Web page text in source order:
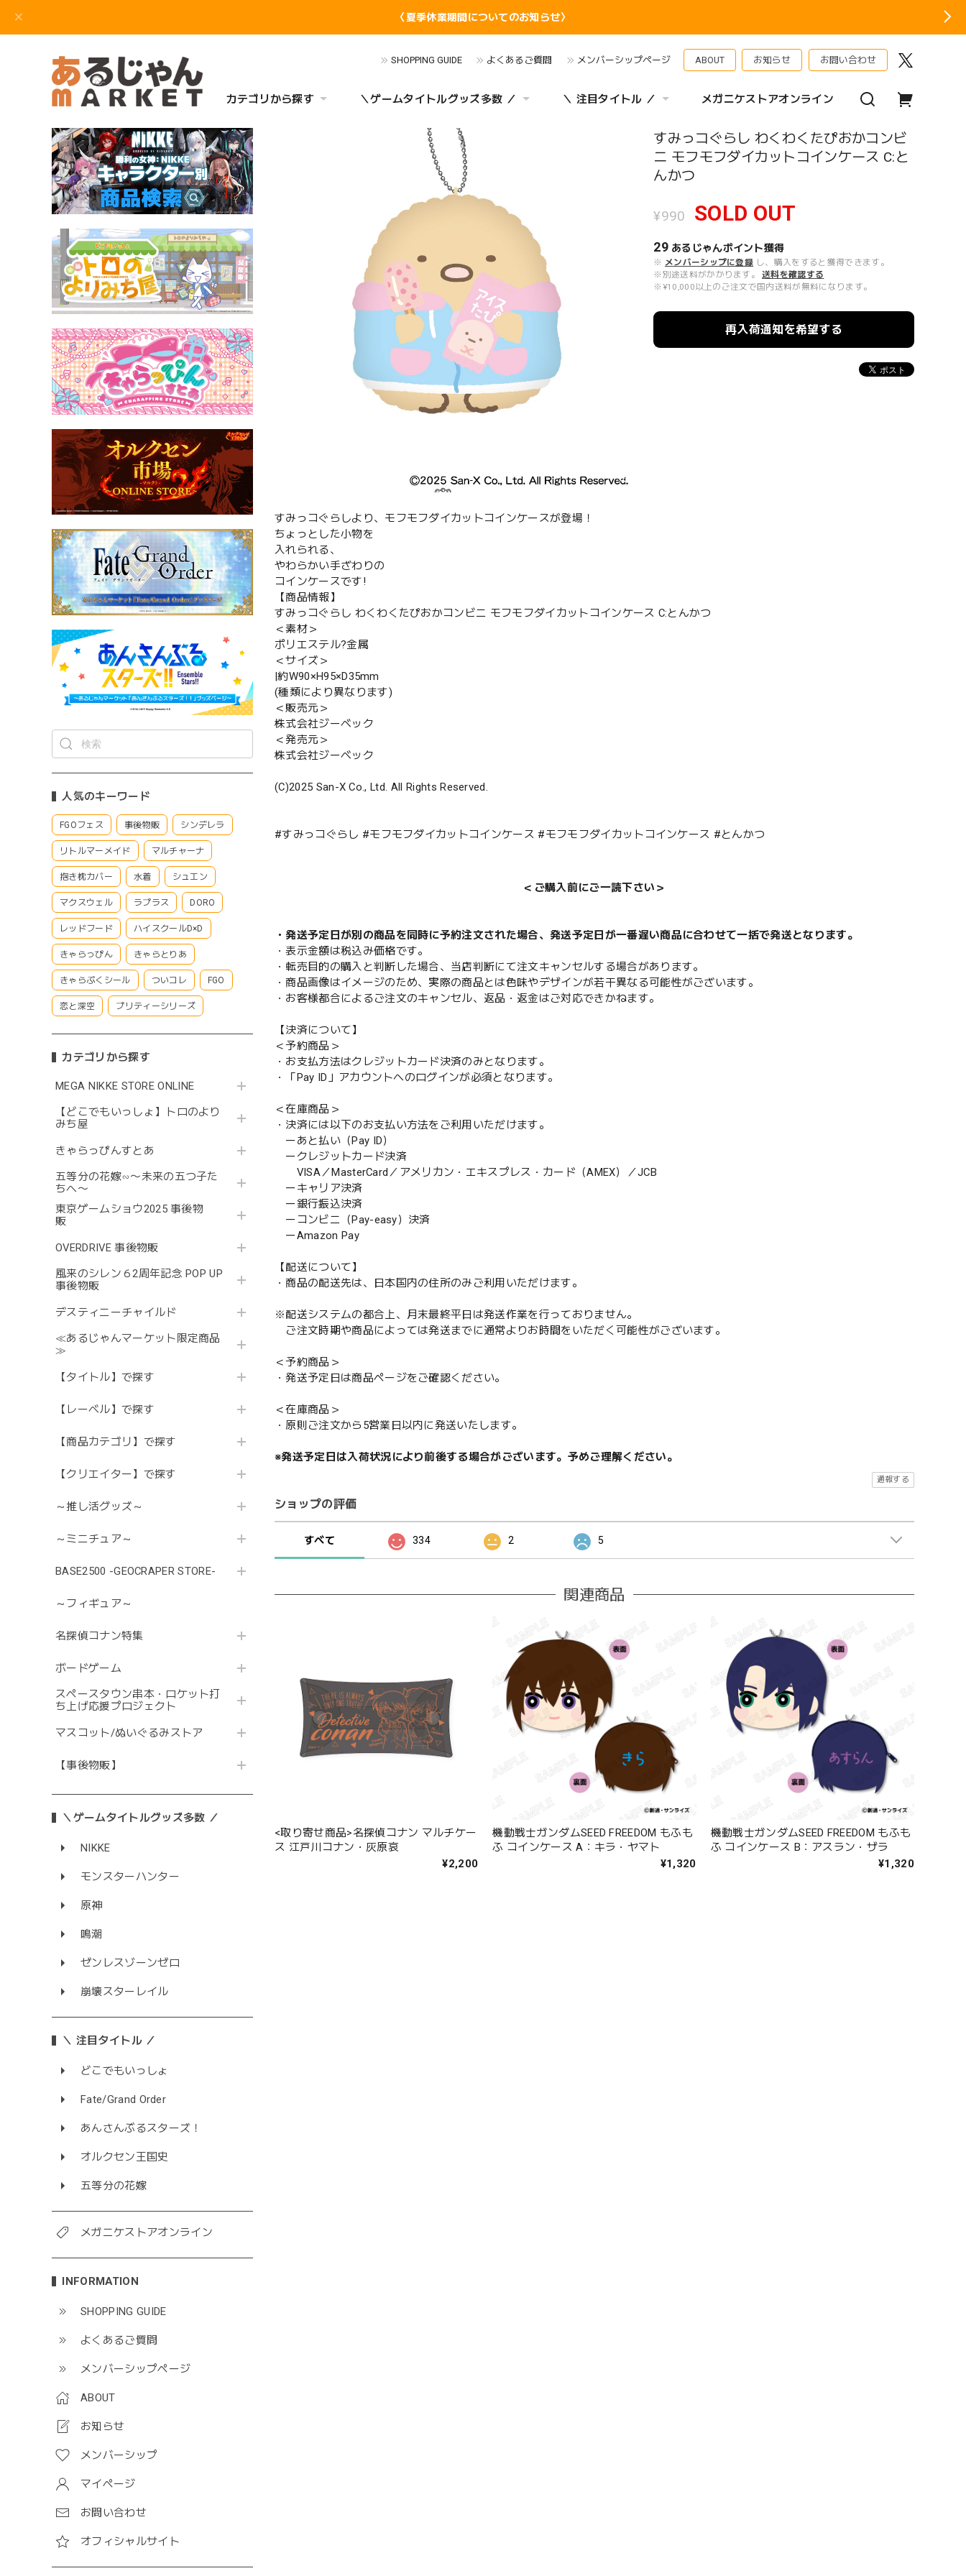
〈夏季休業期間についてのお知らせ〉
SHOPPING GUIDE よくあるご質問 メンバーシップページ ABOUT お知らせ お問い合わせ
カテゴリから探す ＼ゲームタイトルグッズ多数 ／ ＼ 注目タイトル ／ メガニケストアオンライン
人気のキーワード
FGOフェス 事後物販 シンデレラ
リトルマーメイド マルチャーナ
抱き枕カバー 水着 シュエン
マクスウェル ラプラス DORO
レッドフード ハイスクールD×D
きゃらっぴん きゃらとりあ
きゃらぷくシール ついコレ FGO
恋と深空 プリティーシリーズ
カテゴリから探す
MEGA NIKKE STORE ONLINE
【どこでもいっしょ】トロのより
みち屋
きゃらっぴんすとあ
五等分の花嫁∽〜未来の五つ子た
ちへ〜
東京ゲームショウ2025 事後物
販
OVERDRIVE 事後物販
風来のシレン６2周年記念 POP UP
事後物販
デスティニーチャイルド
≪あるじゃんマーケット限定商品
≫
【タイトル】で探す
【レーベル】で探す
【商品カテゴリ】で探す
【クリエイター】で探す
～推し活グッズ～
～ミニチュア～
BASE2500 -GEOCRAPER STORE-
～フィギュア～
名探偵コナン特集
ボードゲーム
スペースタウン串本・ロケット打
ち上げ応援プロジェクト
マスコット/ぬいぐるみストア
【事後物販】
＼ゲームタイトルグッズ多数 ／
NIKKE
モンスターハンター
原神
鳴潮
ゼンレスゾーンゼロ
崩壊スターレイル
＼ 注目タイトル ／
どこでもいっしょ
Fate/Grand Order
あんさんぶるスターズ！
オルクセン王国史
五等分の花嫁
メガニケストアオンライン
INFORMATION
SHOPPING GUIDE
よくあるご質問
メンバーシップページ
ABOUT
お知らせ
メンバーシップ
マイページ
お問い合わせ
オフィシャルサイト
すみっコぐらし わくわくたぴおかコンビ
ニ モフモフダイカットコインケース C:と
んかつ
¥990 SOLD OUT
29 あるじゃんポイント獲得
※ メンバーシップに登録 し、購入をすると獲得できます。
※別途送料がかかります。
送料を確認する
※¥10,000以上のご注文で国内送料が無料になります。
再入荷通知を希望する
すみっコぐらしより、モフモフダイカットコインケースが登場！
ちょっとした小物を
入れられる、
やわらかい手ざわりの
コインケースです!
【商品情報】
すみっコぐらし わくわくたぴおかコンビニ モフモフダイカットコインケース C:とんかつ
＜素材＞
ポリエステル?金属
＜サイズ＞
|約W90×H95×D35mm
(種類により異なります)
＜販売元＞
株式会社ジーベック
＜発売元＞
株式会社ジーベック
(C)2025 San-X Co., Ltd. All Rights Reserved.
#すみっコぐらし #モフモフダイカットコインケース #モフモフダイカットコインケース #とんかつ
＜ご購入前にご一読下さい＞
・発送予定日が別の商品を同時に予約注文された場合、発送予定日が一番遅い商品に合わせて一括で発送となります。
・表示金額は税込み価格です。
・転売目的の購入と判断した場合、当店判断にて注文キャンセルする場合があります。
・商品画像はイメージのため、実際の商品とは色味やデザインが若干異なる可能性がございます。
・お客様都合によるご注文のキャンセル、返品・返金はご対応できかねます。
【決済について】
＜予約商品＞
・お支払方法はクレジットカード決済のみとなります。
・「Pay ID」アカウントへのログインが必須となります。
＜在庫商品＞
・決済には以下のお支払い方法をご利用いただけます。
ーあと払い（Pay ID）
ークレジットカード決済
VISA／MasterCard／アメリカン・エキスプレス・カード（AMEX）／JCB
ーキャリア決済
ー銀行振込決済
ーコンビニ（Pay-easy）決済
ーAmazon Pay
【配送について】
・商品の配送先は、日本国内の住所のみご利用いただけます。
※配送システムの都合上、月末最終平日は発送作業を行っておりません。
ご注文時期や商品によっては発送までに通常よりお時間をいただく可能性がございます。
＜予約商品＞
・発送予定日は商品ページをご確認ください。
＜在庫商品＞
・原則ご注文から5営業日以内に発送いたします。
※発送予定日は入荷状況により前後する場合がございます。予めご理解ください。
通報する
ショップの評価
すべて 334 2 5
関連商品
<取り寄せ商品>名探偵コナン マルチケー
ス 江戸川コナン・灰原哀
¥2,200
機動戦士ガンダムSEED FREEDOM もふも
ふ コインケース A：キラ・ヤマト
¥1,320
機動戦士ガンダムSEED FREEDOM もふも
ふ コインケース B：アスラン・ザラ
¥1,320